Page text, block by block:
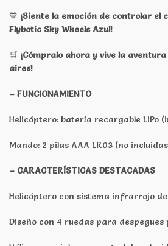
💙 ¡Siente la emoción de controlar el
Flybotic Sky Wheels Azul!
🛒 ¡Cómpralo ahora y vive la
aires!
– FUNCIONAMIENTO
Helicóptero: batería recargable LiPo
Mando: 2 pilas AAA LR03 (no
– CARACTERÍSTICAS DESTACADAS
Helicóptero con sistema infrarrojo
Diseño con 4 ruedas para